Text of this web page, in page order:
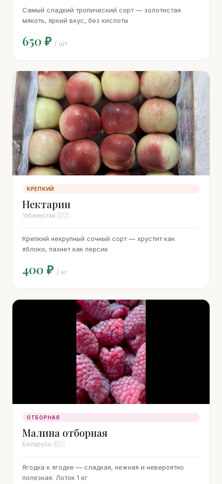
Самый сладкий тропический сорт — золотистая
мякоть, яркий вкус, без кислоты
650 ₽ / шт
КРЕПКИЙ
Нектарин
Узбекистан 🇺🇿
Крепкий некрупный сочный сорт — хрустит как
яблоко, пахнет как персик
400 ₽ / кг
ОТБОРНАЯ
Малина отборная
Беларусь 🇧🇾
Ягодка к ягодке — сладкая, нежная и невероятно
полезная. Лоток 1 кг